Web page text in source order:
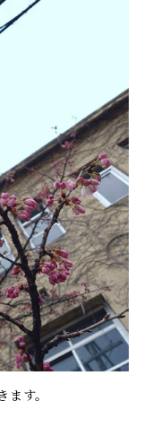
す。